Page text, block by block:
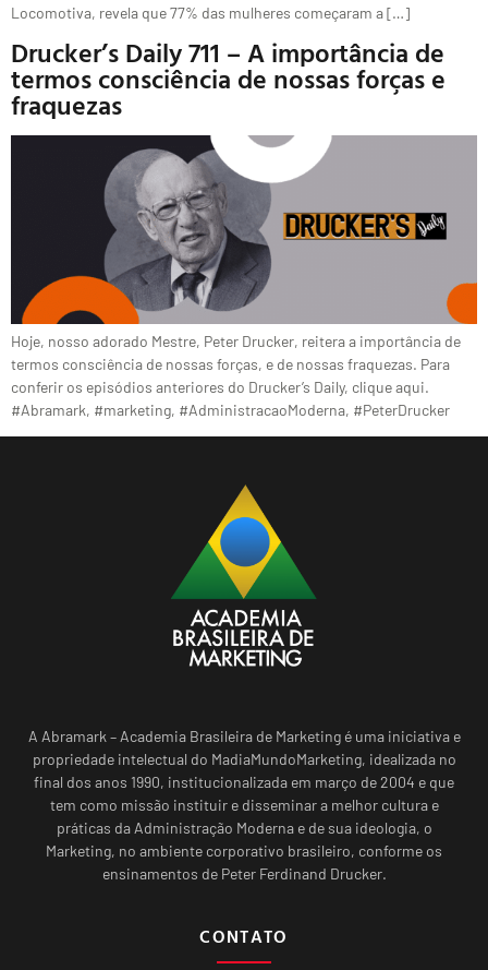
Locomotiva, revela que 77% das mulheres começaram a […]
Drucker’s Daily 711 – A importância de
termos consciência de nossas forças e
fraquezas
Hoje, nosso adorado Mestre, Peter Drucker, reitera a importância de
termos consciência de nossas forças, e de nossas fraquezas. Para
conferir os episódios anteriores do Drucker’s Daily, clique aqui.
#Abramark, #marketing, #AdministracaoModerna, #PeterDrucker
A Abramark – Academia Brasileira de Marketing é uma iniciativa e
propriedade intelectual do MadiaMundoMarketing, idealizada no
final dos anos 1990, institucionalizada em março de 2004 e que
tem como missão instituir e disseminar a melhor cultura e
práticas da Administração Moderna e de sua ideologia, o
Marketing, no ambiente corporativo brasileiro, conforme os
ensinamentos de Peter Ferdinand Drucker.
CONTATO